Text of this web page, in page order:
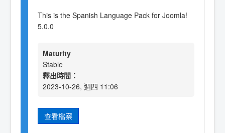
This is the Spanish Language Pack for Joomla!
5.0.0
Maturity
Stable
釋出時間：
2023-10-26, 週四 11:06
查看檔案